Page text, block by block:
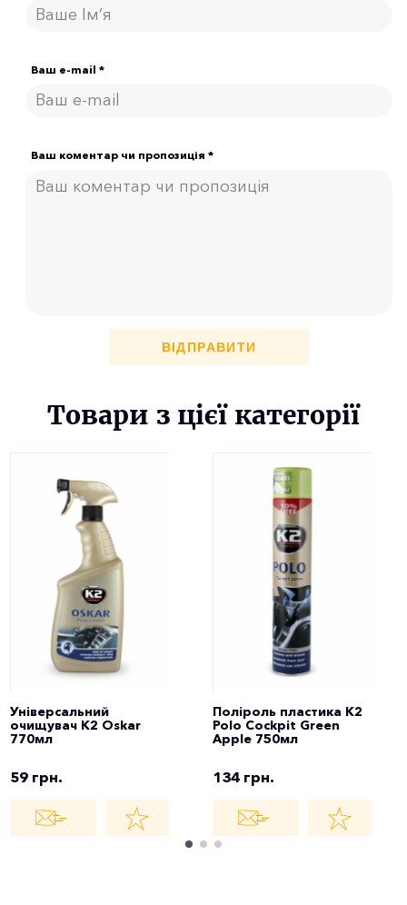
Ваш e-mail *
Ваш коментар чи пропозиція *
ВІДПРАВИТИ
Товари з цієї категорії
Універсальний
очищувач K2 Oskar
770мл
59 грн.
Поліроль пластика K2
Polo Cockpit Green
Apple 750мл
134 грн.